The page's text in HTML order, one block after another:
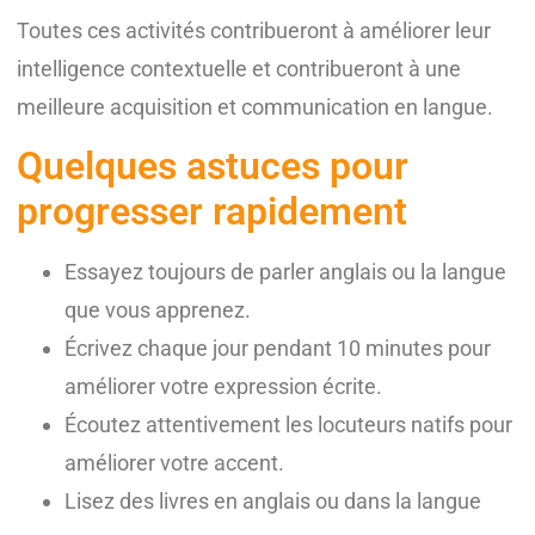
Toutes ces activités contribueront à améliorer leur
intelligence contextuelle et contribueront à une
meilleure acquisition et communication en langue.
Quelques astuces pour
progresser rapidement
Essayez toujours de parler anglais ou la langue
que vous apprenez.
Écrivez chaque jour pendant 10 minutes pour
améliorer votre expression écrite.
Écoutez attentivement les locuteurs natifs pour
améliorer votre accent.
Lisez des livres en anglais ou dans la langue